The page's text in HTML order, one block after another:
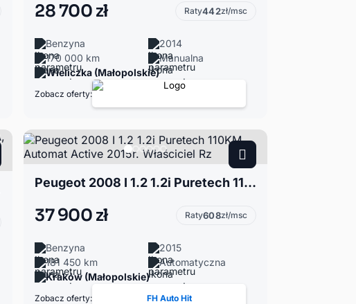
28 700 zł Raty442zł/msc
Benzyna
2014
170 000 km
Manualna
Wieliczka (Małopolskie)
Zobacz oferty:
Peugeot 2008 I 1.2 1.2i Puretech 110KM Automat Active 2015r. Właściciel Rz
37 900 zł Raty608zł/msc
Benzyna
2015
181 450 km
Automatyczna
Kraków (Małopolskie)
Zobacz oferty: FH Auto Hit